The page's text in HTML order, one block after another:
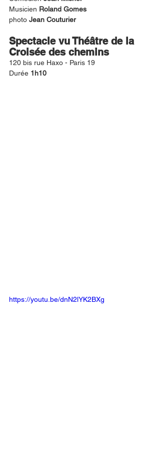
Musicien Roland Gomes
photo Jean Couturier
Spectacle vu Théâtre de la
Croisée des chemins
120 bis rue Haxo - Paris 19
Durée 1h10
https://youtu.be/dnN2lYK2BXg